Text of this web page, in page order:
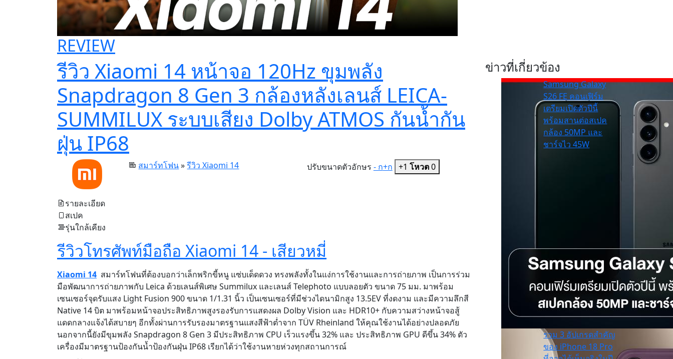
REVIEW
รีวิว Xiaomi 14 หน้าจอ 120Hz ขุมพลัง
Snapdragon 8 Gen 3 กล้องหลังเลนส์ LEICA-
SUMMILUX ระบบเสียง Dolby ATMOS กันน้ำกัน
ฝุ่น IP68
สมาร์ทโฟน»รีวิว Xiaomi 14 ปรับขนาดตัวอักษร - ก+ก +1 โหวต0
รายละเอียด
สเปค
รุ่นใกล้เคียง
รีวิวโทรศัพท์มือถือ Xiaomi 14 - เสียวหมี่
Xiaomi 14 สมาร์ทโฟนที่ต้องบอกว่าเล็กพริกขี้หนู แซ่บเด็ดดวง ทรงพลังทั้งในแง่การใช้งานและการถ่ายภาพ เป็นการร่วม
มือพัฒนาการถ่ายภาพกับ Leica ด้วยเลนส์พิเศษ Summilux และเลนส์ Telephoto แบบลอยตัว ขนาด 75 มม. มาพร้อม
เซนเซอร์จุดรับแสง Light Fusion 900 ขนาด 1/1.31 นิ้ว เป็นเซนเซอร์ที่มีช่วงไดนามิกสูง 13.5EV ที่งดงาม และมีความลึกสี
Native 14 บิต มาพร้อมหน้าจอประสิทธิภาพสูงรองรับการแสดงผล Dolby Vision และ HDR10+ กับความสว่างหน้าจอสู้
แดดกลางแจ้งได้สบายๆ อีกทั้งผ่านการรับรองมาตรฐานแสงสีฟ้าต่ำจาก TÜV Rheinland ให้คุณใช้งานได้อย่างปลอดภัย
นอกจากนี้ยังมีขุมพลัง Snapdragon 8 Gen 3 มีประสิทธิภาพ CPU เร็วแรงขึ้น 32% และ ประสิทธิภาพ GPU ดีขึ้น 34% ตัว
เครื่องมีมาตรฐานป้องกันน้ำป้องกันฝุ่น IP68 เรียกได้ว่าใช้งานหายห่วงทุกสถานการณ์
ข่าวที่เกี่ยวข้อง
Samsung Galaxy
S26 FE คอนเฟิร์ม
เตรียมเปิดตัวปีนี้
พร้อมสานต่อสเปค
กล้อง 50MP และ
ชาร์จไว 45W
รวม 3 อัปเกรดสำคัญ
ของ iPhone 18 Pro